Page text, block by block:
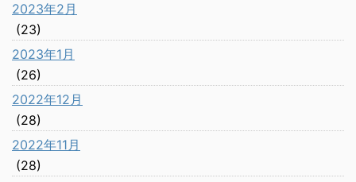
2023年2月
(23)
2023年1月
(26)
2022年12月
(28)
2022年11月
(28)